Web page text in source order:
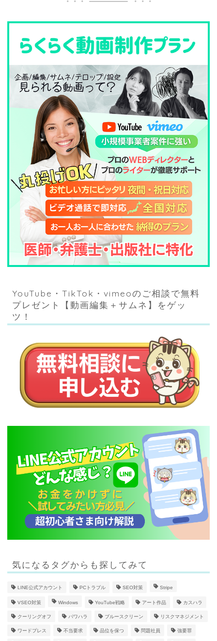
YouTube・TikTok・vimeoのご相談で無料
プレゼント【動画編集＋サムネ】をゲッ
ツ！
気になるタグからも探してみて
LINE公式アカウント PCトラブル SEO対策 Stripe
VSEO対策 Windows YouTube戦略 アート作品 カスハラ
クーリングオフ パワハラ ブルースクリーン リスクマネジメント
ワードプレス 不当要求 品位を保つ 問題社員 強要罪